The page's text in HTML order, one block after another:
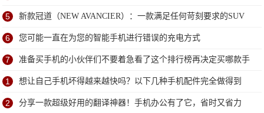
5 新款冠道（NEW AVANCIER）：一款满足任何苛刻要求的SUV
6 您可能一直在为您的智能手机进行错误的充电方式
7 准备买手机的小伙伴们不要着急看了这个排行榜再决定买哪款手
机吧
1 想让自己手机坏得越来越快吗？以下几种手机配件完全做得到
2 分享一款超级好用的翻译神器！手机办公有了它，省时又省力